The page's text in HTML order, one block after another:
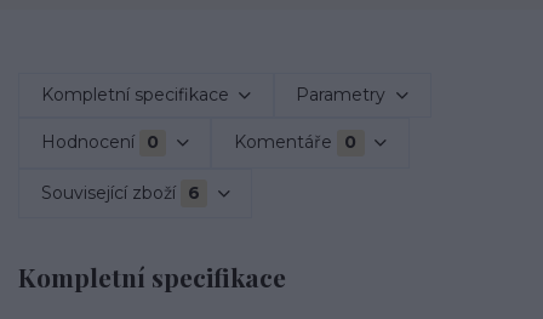
Kompletní specifikace Parametry
Hodnocení 0 Komentáře 0
Související zboží 6
Kompletní specifikace